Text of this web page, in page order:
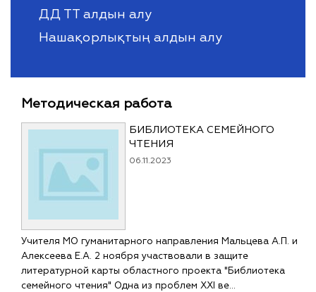
ДД ТТ алдын алу
Нашақорлықтың алдын алу
Методическая работа
БИБЛИОТЕКА СЕМЕЙНОГО
ЧТЕНИЯ
06.11.2023
Учителя МО гуманитарного направления Мальцева А.П. и
Алексеева Е.А. 2 ноября участвовали в защите
литературной карты областного проекта "Библиотека
семейного чтения" Одна из проблем XXI ве…